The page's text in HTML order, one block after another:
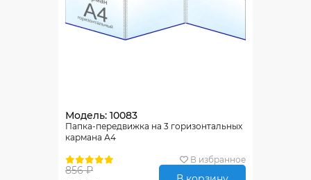
Модель: 10083
Папка-передвижка на 3 горизонтальных
кармана А4
В избранное
856 ₽